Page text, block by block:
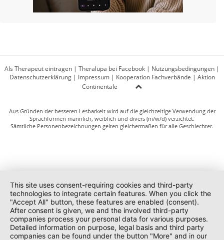
Als Therapeut eintragen | Theralupa bei Facebook | Nutzungsbedingungen |
Datenschutzerklärung| Impressum| Kooperation Fachverbände | Aktion
Continentale
Aus Gründen der besseren Lesbarkeit wird auf die gleichzeitige Verwendung der
Sprachformen männlich, weiblich und divers (m/w/d) verzichtet.
Sämtliche Personenbezeichnungen gelten gleichermaßen für alle Geschlechter.
This site uses consent-requiring cookies and third-party
technologies to integrate certain features. When you click the
"Accept All" button, these features are enabled (consent).
After consent is given, we and the involved third-party
companies process your personal data for various purposes.
Detailed information on purpose, legal basis and third party
companies can be found under the button "More" and in our